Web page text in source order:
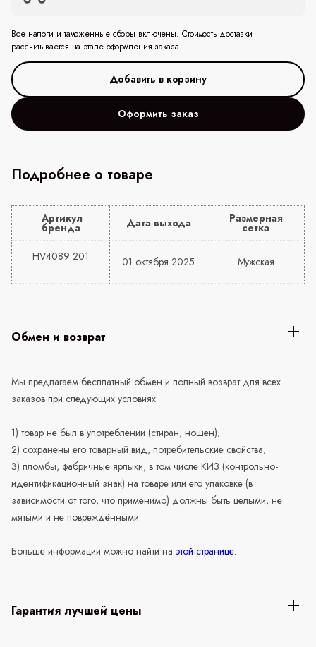
Все налоги и таможенные сборы включены. Стоимость доставки
рассчитывается на этапе оформления заказа.
Оформить заказ
Подробнее о товаре
Артикул
бренда Дата выхода Размерная
сетка
HV4089 201
01 октября 2025 Мужская
Обмен и возврат
Мы предлагаем бесплатный обмен и полный возврат для всех
заказов при следующих условиях:
1) товар не был в употреблении (стиран, ношен);
2) сохранены его товарный вид, потребительские свойства;
3) пломбы, фабричные ярлыки, в том числе КИЗ (контрольно-
идентификационный знак) на товаре или его упаковке (в
зависимости от того, что применимо) должны быть целыми, не
мятыми и не повреждёнными.
Больше информации можно найти на этой странице.
Гарантия лучшей цены